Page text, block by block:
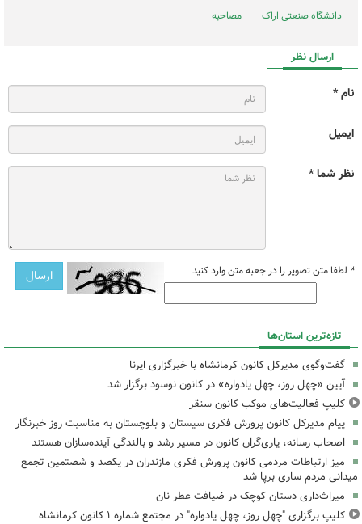
دانشگاه صنعتی اراک
مصاحبه
ارسال نظر
نام *
ایمیل
نظر شما *
* لطفا متن تصویر را در جعبه متن وارد کنید
تازه‌ترین استان‌ها
گفت‌وگوی مدیرکل کانون کرمانشاه با خبرگزاری ایرنا
آیین «چهل روز، چهل یادواره» در کانون نوسود برگزار شد
کلیپ فعالیت‌های موکب کانون سنقر
پیام مدیرکل کانون پرورش فکری سیستان و بلوچستان به مناسبت روز خبرنگار
اصحاب رسانه، یاری‌گران کانون در مسیر رشد و بالندگی آینده‌سازان هستند
میز ارتباطات مردمی کانون پرورش فکری مازندران در یکصد و شصتمین تجمع
میدانی مردم ساری برپا شد
میراث‌داری دستان کوچک در ضیافت عطر نان
کلیپ برگزاری "چهل روز، چهل یادواره" در مجتمع شماره ۱ کانون کرمانشاه